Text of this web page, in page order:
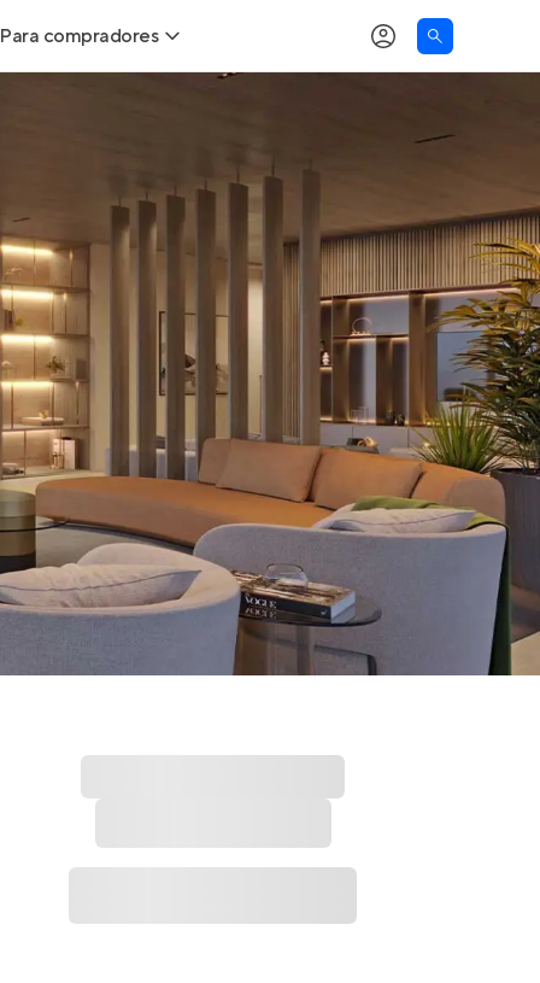
Para compradores
Calcule seu Poder de Compra
Comprar x Alugar
Correção do INCC
Simulador de Financiamento
Encontre um corretor